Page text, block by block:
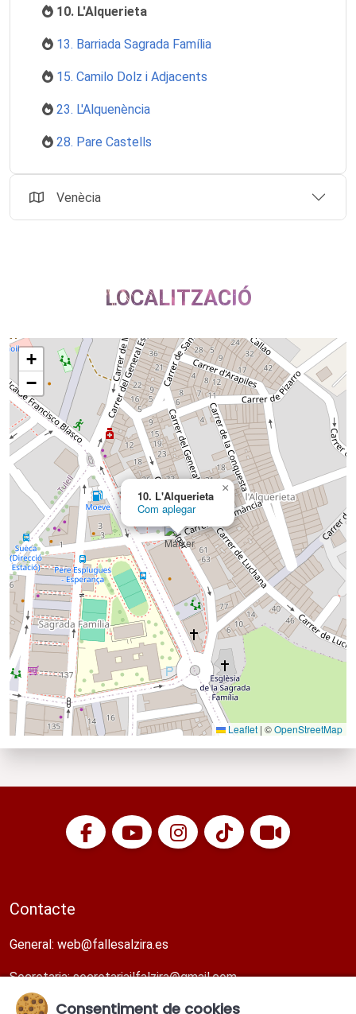
10. L'Alquerieta
13. Barriada Sagrada Família
15. Camilo Dolz i Adjacents
23. L'Alquenència
28. Pare Castells
Venècia
LOCALITZACIÓ
10. L'Alquerieta
Com aplegar
×
+
−
Leaflet | ©OpenStreetMap
Contacte
General: web@fallesalzira.es​
Secretaria:secretariajlfalzira@gmail.com​
Consentiment de cookies